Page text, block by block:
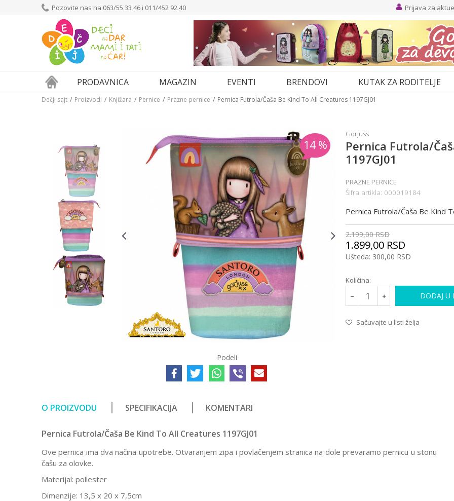
Pozovite nas na 063/55 33 46 i 011/452 92 40 Prijava za
PRODAVNICA MAGAZIN EVENTI BRENDOVI KUTAK ZA RODITELJE
Dečji sajt Proizvodi Knjižara Pernice Prazne pernice Pernica Futrola/Čaša Be Kind To All Creatures 1197GJ01
14 %
Podeli
Gorjuss
Pernica Futrola/
1197GJ01
PRAZNE PERNICE
Šifra artikla: 000019184
Pernica Futrola/Čaša Be Kind
2.199,00 RSD
1.899,00 RSD
Ušteda: 300,00 RSD
Količina:
DODAJ U
Sačuvajte u listi želja
O PROIZVODU SPECIFIKACIJA KOMENTARI
Pernica Futrola/Čaša Be Kind To All Creatures 1197GJ01
Ove pernica ima dva načina upotrebe. Otvaranjem zipa i povlačenjem stranica na dole prevaramo pernicu u stonu
čašu za olovke.
Materijal: poliester
Dimenzije: 13,5 x 20 x 7,5cm